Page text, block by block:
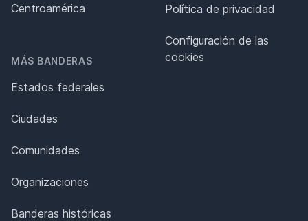
Centroamérica
MÁS BANDERAS
Estados federales
Ciudades
Comunidades
Organizaciones
Banderas históricas
Política de privacidad
Configuración de las
cookies